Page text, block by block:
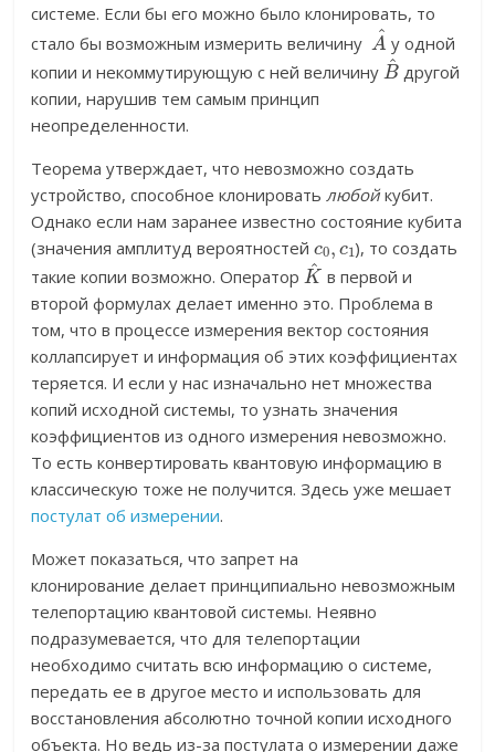
системе. Если бы его можно было клонировать, то
стало бы возможным измерить величину
A^ у одной
копии и некоммутирующую с ней величину B^другой
копии, нарушив тем самым принцип
неопределенности.
Теорема утверждает, что невозможно создать
устройство, способное клонировать любой кубит.
Однако если нам заранее известно состояние кубита
(значения амплитуд вероятностейc0,c1), то создать
такие копии возможно. Оператор K^в первой и
второй формулах делает именно это. Проблема в
том, что в процессе измерения вектор состояния
коллапсирует и информация об этих коэффициентах
теряется. И если у нас изначально нет множества
копий исходной системы, то узнать значения
коэффициентов из одного измерения невозможно.
То есть конвертировать квантовую информацию в
классическую тоже не получится. Здесь уже мешает
постулат об измерении.
Может показаться, что запрет на
клонирование делает принципиально невозможным
телепортацию квантовой системы. Неявно
подразумевается, что для телепортации
необходимо считать всю информацию о системе,
передать ее в другое место и использовать для
восстановления абсолютно точной копии исходного
объекта. Но ведь из-за постулата о измерении даже